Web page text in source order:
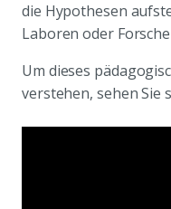
die Hypothesen
Laboren oder
Um dieses
verstehen, sehen Sie